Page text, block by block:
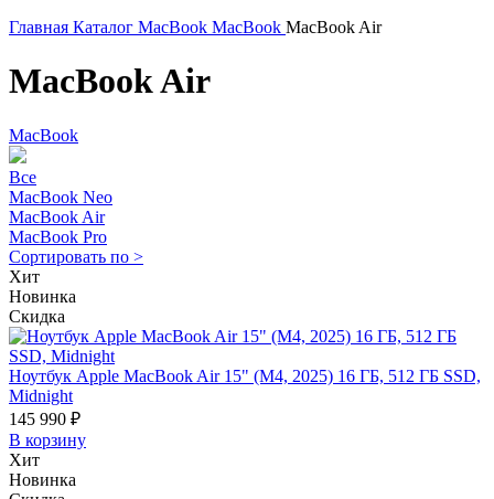
Главная Каталог MacBook MacBook MacBook Air
MacBook Air
MacBook
Все
MacBook Neo
MacBook Air
MacBook Pro
Сортировать по >
Хит
Новинка
Скидка
Ноутбук Apple MacBook Air 15" (M4, 2025) 16 ГБ, 512 ГБ SSD,
Midnight
145 990 ₽
В корзину
Хит
Новинка